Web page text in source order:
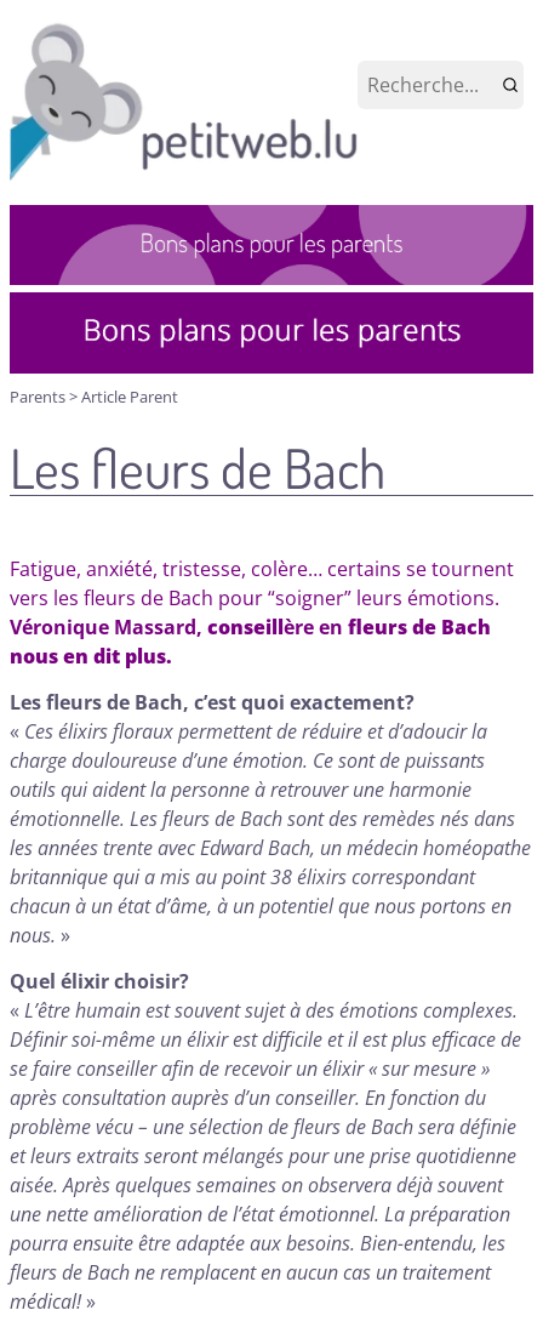
Parents>Article Parent
Les fleurs de Bach
Fatigue, anxiété, tristesse, colère… certains se tournent
vers les fleurs de Bach pour “soigner” leurs émotions.
Véronique Massard, conseillère en fleurs de Bach
nous en dit plus.
Les fleurs de Bach, c’est quoi exactement?
« Ces élixirs floraux permettent de réduire et d’adoucir la
charge douloureuse d’une émotion. Ce sont de puissants
outils qui aident la personne à retrouver une harmonie
émotionnelle. Les fleurs de Bach sont des remèdes nés dans
les années trente avec Edward Bach, un médecin homéopathe
britannique qui a mis au point 38 élixirs correspondant
chacun à un état d’âme, à un potentiel que nous portons en
nous. »
Quel élixir choisir?
« L’être humain est souvent sujet à des émotions complexes.
Définir soi-même un élixir est difficile et il est plus efficace de
se faire conseiller afin de recevoir un élixir « sur mesure »
après consultation auprès d’un conseiller. En fonction du
problème vécu – une sélection de fleurs de Bach sera définie
et leurs extraits seront mélangés pour une prise quotidienne
aisée. Après quelques semaines on observera déjà souvent
une nette amélioration de l’état émotionnel. La préparation
pourra ensuite être adaptée aux besoins. Bien-entendu, les
fleurs de Bach ne remplacent en aucun cas un traitement
médical!»